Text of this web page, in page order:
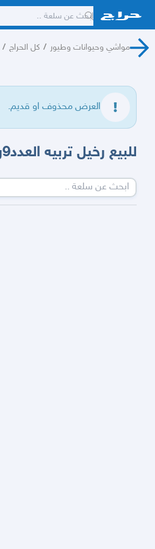
مواشي وحيوانات وطيور / كل الحراج /
العرض محذوف او قديم.
للبيع رخيل تربيه العدد9روس